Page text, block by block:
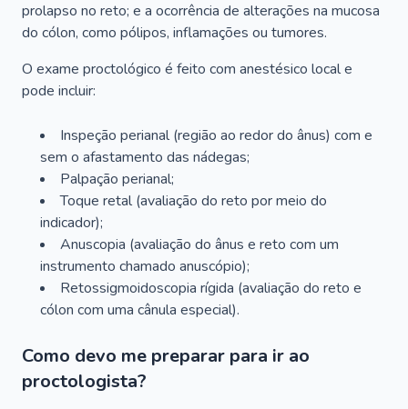
prolapso no reto; e a ocorrência de alterações na mucosa
do cólon, como pólipos, inflamações ou tumores.
O exame proctológico é feito com anestésico local e
pode incluir:
Inspeção perianal (região ao redor do ânus) com e
sem o afastamento das nádegas;
Palpação perianal;
Toque retal (avaliação do reto por meio do
indicador);
Anuscopia (avaliação do ânus e reto com um
instrumento chamado anuscópio);
Retossigmoidoscopia rígida (avaliação do reto e
cólon com uma cânula especial).
Como devo me preparar para ir ao
proctologista?